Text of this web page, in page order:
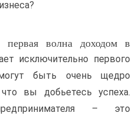
волна доходом в
исключительно первого
быть очень щедро
вы добьетесь успеха.
– это